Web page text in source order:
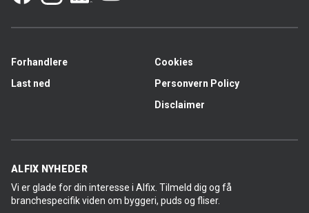
kompliserte byggeprosjektene, får vi følgende svar:
forskjellige fagmiljøene, slik at alle parter snakker
samme språk allerede før arbeidet igangsettes.
Rådgiveren er Rambøll, hovedentreprenøren JDN
Enterprise A/S, og CC-Fliser utfører murerarbeidet.
Forhandlere
Last ned
Cookies
Personvern Policy
Disclaimer
ALFIX NYHEDER
Vi er glade for din interesse i Alfix. Tilmeld dig og få
branchespecifik viden om byggeri, puds og fliser.